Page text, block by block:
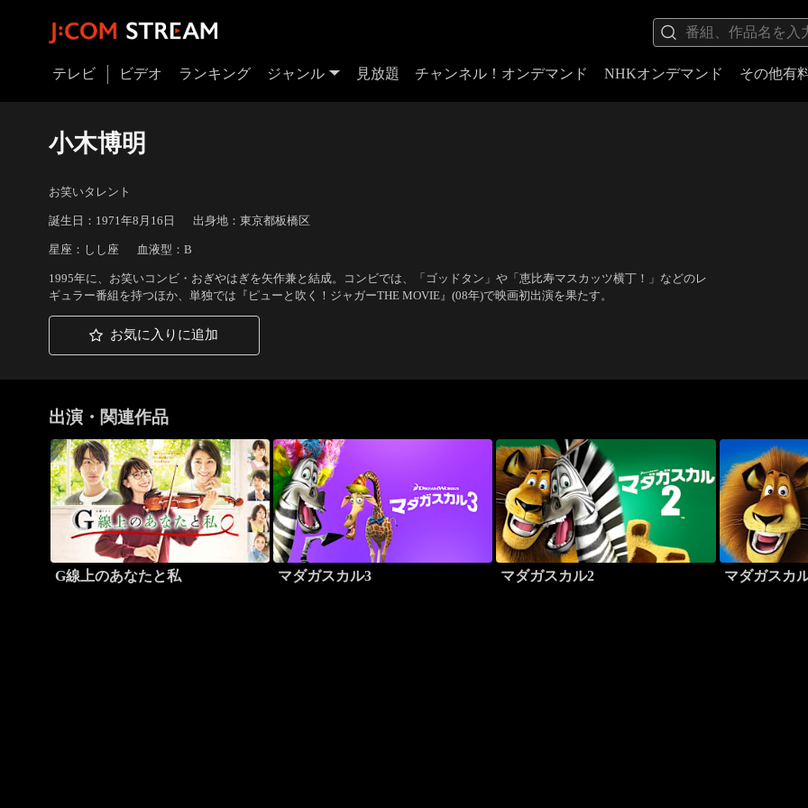
テレビ ビデオ ランキング ジャンル 見放題 チャンネル！オンデマンド NHKオンデマンド その他有
小木博明
お笑いタレント
誕生日：1971年8月16日 出身地：東京都板橋区
星座：しし座 血液型：B
1995年に、お笑いコンビ・おぎやはぎを矢作兼と結成。コンビでは、「ゴッドタン」や「恵比寿マスカッツ横丁！」などのレ
ギュラー番組を持つほか、単独では『ピューと吹く！ジャガーTHE MOVIE』(08年)で映画初出演を果たす。
お気に入りに追加
出演・関連作品
G線上のあなたと私 マダガスカル3 マダガスカル2 マダガスカ